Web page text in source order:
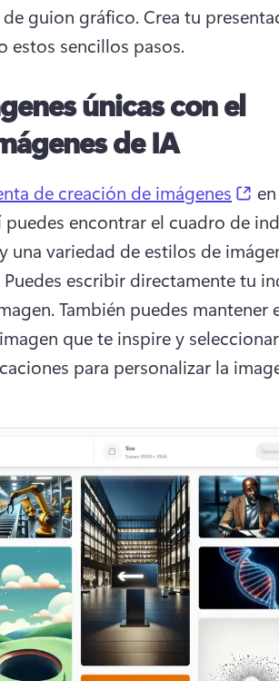
guion gráfico. Crea tu
estos sencillos pasos.
únicas con el
de IA
de creación de imágenes
en
puedes encontrar el cuadro de
una variedad de estilos de
Puedes escribir directamente tu
También puedes mantener
que te inspire y
para personalizar la